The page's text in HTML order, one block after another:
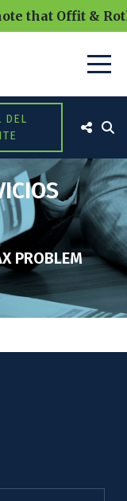
that Offit & Roth
DEL
PROBLEM